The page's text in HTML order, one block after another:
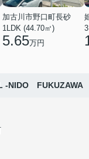
加古川市野口町長砂
1LDK (44.70㎡)
5.65万円
-NIDO FUKUZAWA